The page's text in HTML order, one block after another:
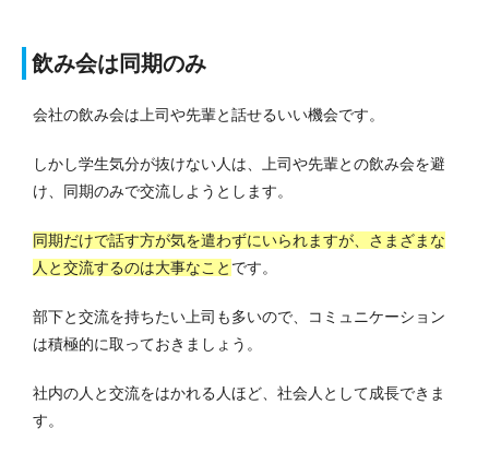
飲み会は同期のみ
会社の飲み会は上司や先輩と話せるいい機会です。
しかし学生気分が抜けない人は、上司や先輩との飲み会を避
け、同期のみで交流しようとします。
同期だけで話す方が気を遣わずにいられますが、さまざまな
人と交流するのは大事なこと です。
部下と交流を持ちたい上司も多いので、コミュニケーション
は積極的に取っておきましょう。
社内の人と交流をはかれる人ほど、社会人として成長できま
す。